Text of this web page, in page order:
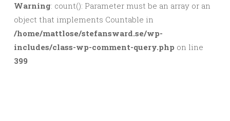
Warning: count(): Parameter must be an array or an
object that implements Countable in
/home/mattlose/stefansward.se/wp-
includes/class-wp-comment-query.php on line
399